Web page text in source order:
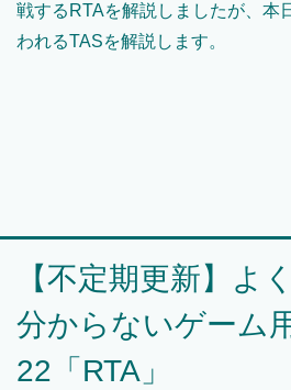
戦するRTAを解説しましたが、本
われるTASを解説します。
【不定期更新】よ
分からないゲーム
22「RTA」